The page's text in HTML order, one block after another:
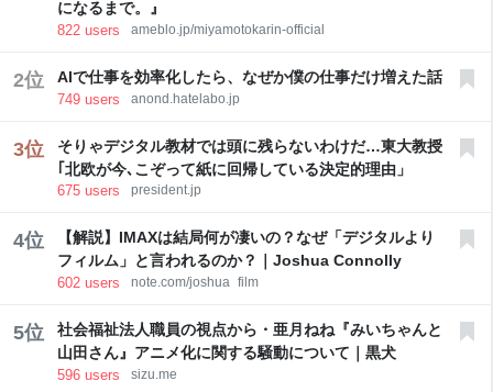
Geminiとのチャットのや
になるまで。』
822 users ameblo.jp/miyamotokarin-official
2位 AIで仕事を効率化したら、なぜか僕の仕事だけ増えた話
749 users anond.hatelabo.jp
3位
そりゃデジタル教材では頭に残らないわけだ…東大教授
｢北欧が今､こぞって紙に回帰している決定的理由」
675 users president.jp
4位
【解説】IMAXは結局何が凄いの？なぜ「デジタルより
フィルム」と言われるのか？｜Joshua Connolly
602 users note.com/joshua_film
5位
社会福祉法人職員の視点から・亜月ねね『みいちゃんと
山田さん』アニメ化に関する騒動について｜黒犬
596 users sizu.me